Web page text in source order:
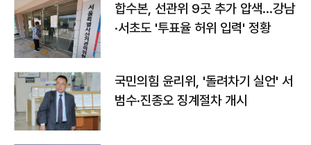
합수본, 선관위 9곳 추가 압색…강남
·서초도 '투표율 허위 입력' 정황
국민의힘 윤리위, '돌려차기 실언' 서
범수·진종오 징계절차 개시